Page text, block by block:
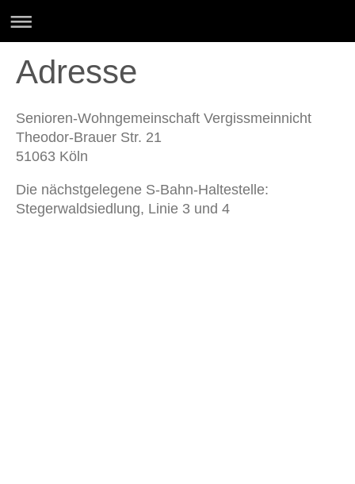
Adresse
Senioren-Wohngemeinschaft Vergissmeinnicht
Theodor-Brauer Str. 21
51063 Köln
Die nächstgelegene S-Bahn-Haltestelle:
Stegerwaldsiedlung, Linie 3 und 4